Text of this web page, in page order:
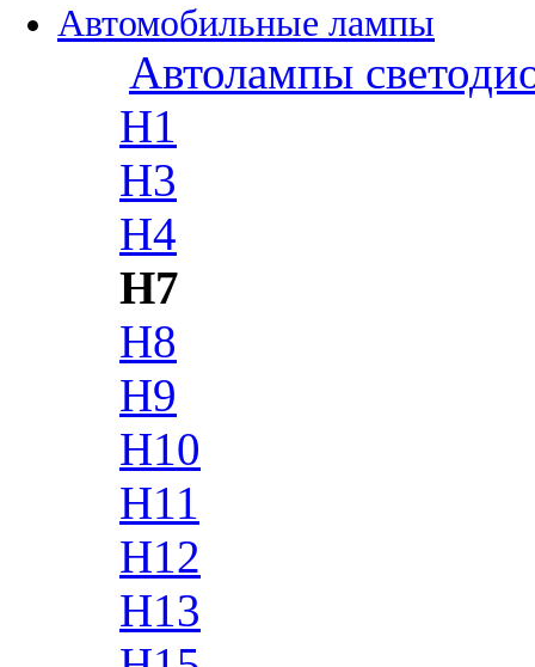
Автомобильные лампы
Автолампы
H1
H3
H4
H7
H8
H9
H10
H11
H12
H13